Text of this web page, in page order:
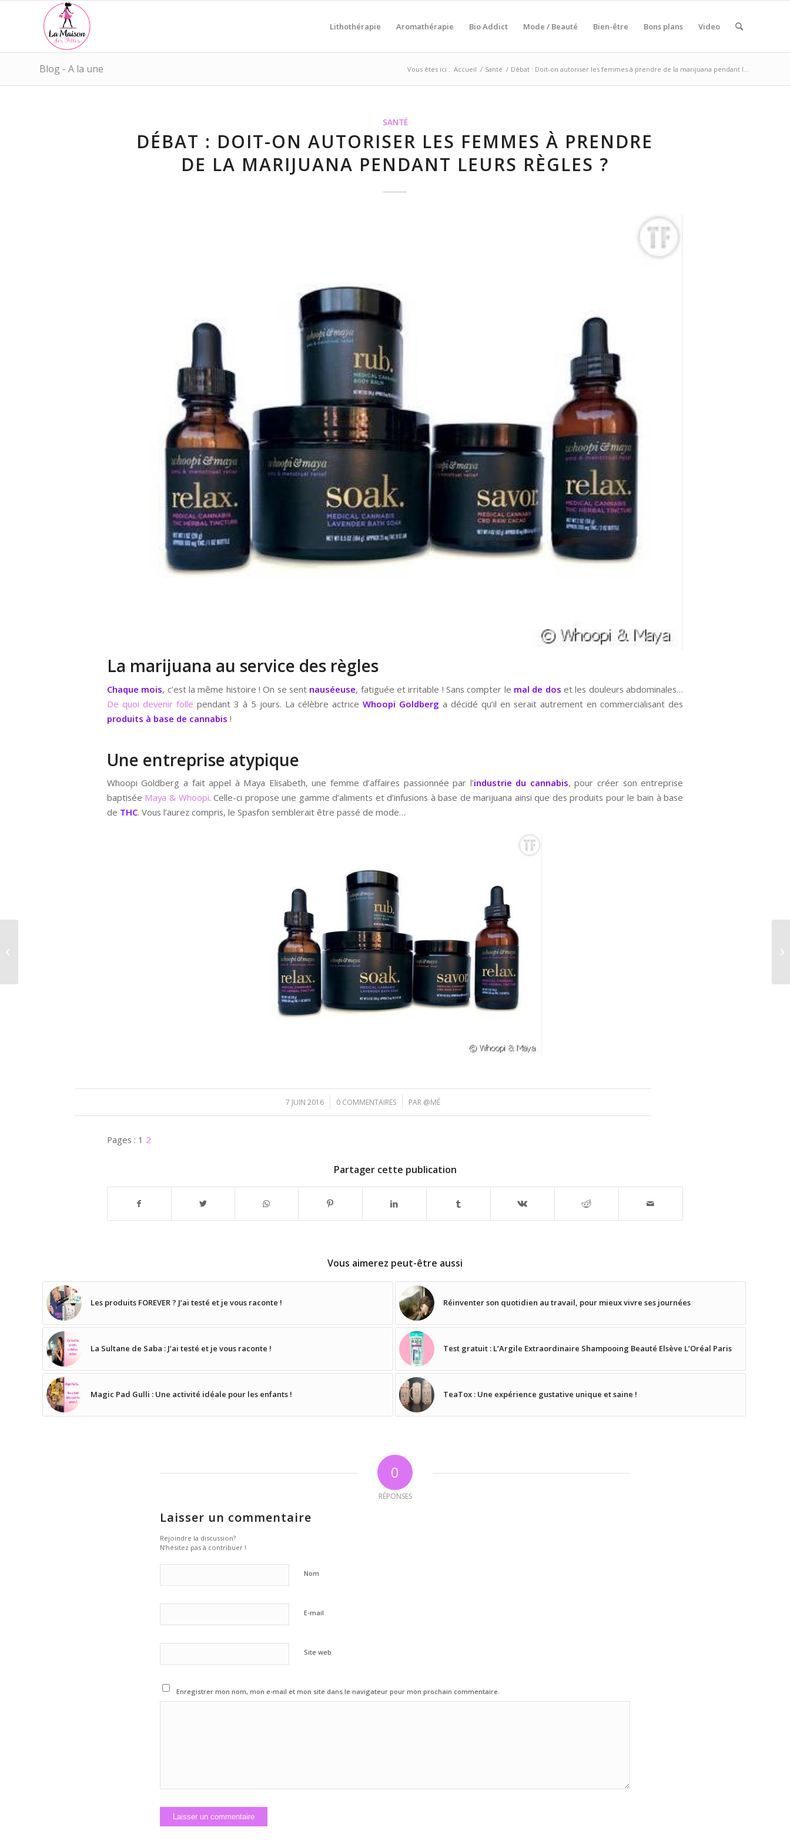
Lithothérapie Aromathérapie Bio Addict Mode / Beauté Bien-être Bons plans Video
Blog - A la une Vous êtes ici : Accueil / Santé / Débat : Doit-on autoriser les femmes à prendre de la marijuana pendant l...
SANTÉ
DÉBAT : DOIT-ON AUTORISER LES FEMMES À PRENDRE
DE LA MARIJUANA PENDANT LEURS RÈGLES ?
La marijuana au service des règles
Chaque mois, c’est la même histoire ! On se sent nauséeuse, fatiguée et irritable ! Sans compter le mal de dos et les douleurs abdominales…
De quoi devenir folle pendant 3 à 5 jours. La célèbre actriceWhoopi Goldberg a décidé qu’il en serait autrement en commercialisant des
produits à base de cannabis !
Une entreprise atypique
Whoopi Goldberg a fait appel à Maya Elisabeth, une femme d’affaires passionnée par l’industrie du cannabis, pour créer son entreprise
baptisée Maya & Whoopi. Celle-ci propose une gamme d’aliments et d’infusions à base de marijuana ainsi que des produits pour le bain à base
de THC. Vous l’aurez compris, le Spasfon semblerait être passé de mode…
7 JUIN 2016
/ 0 COMMENTAIRES
/ PAR @MÉ
Pages : 1 2
Partager cette publication
Vous aimerez peut-être aussi
Les produits FOREVER ? J’ai testé et je vous raconte ! Réinventer son quotidien au travail, pour mieux vivre ses journées
La Sultane de Saba : J’ai testé et je vous raconte ! Test gratuit : L’Argile Extraordinaire Shampooing Beauté Elsève L’Oréal Paris
Magic Pad Gulli : Une activité idéale pour les enfants ! TeaTox : Une expérience gustative unique et saine !
0
RÉPONSES
Laisser un commentaire
Rejoindre la discussion?
N’hésitez pas à contribuer !
Nom
E-mail
Site web
Enregistrer mon nom, mon e-mail et mon site dans le navigateur pour mon prochain commentaire.